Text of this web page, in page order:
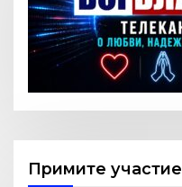
Примите участие